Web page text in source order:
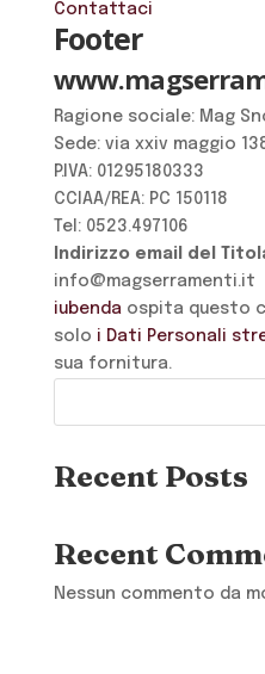
Contattaci
Footer
Ragione sociale: Mag
Sede: via xxiv maggio
P.IVA: 01295180333
CCIAA/REA: PC 150118
Tel: 0523.497106
Indirizzo email del
info@magserramenti.it
iubendaospita questo
solo i Dati Personali
sua fornitura.
Recent Posts
Recent
Nessun commento da